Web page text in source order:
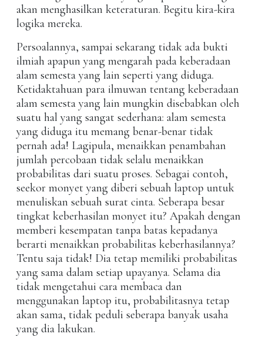
akan menghasilkan keteraturan. Begitu kira-kira
logika mereka.
Persoalannya, sampai sekarang tidak ada bukti
ilmiah apapun yang mengarah pada keberadaan
alam semesta yang lain seperti yang diduga.
Ketidaktahuan para ilmuwan tentang keberadaan
alam semesta yang lain mungkin disebabkan oleh
suatu hal yang sangat sederhana: alam semesta
yang diduga itu memang benar-benar tidak
pernah ada! Lagipula, menaikkan penambahan
jumlah percobaan tidak selalu menaikkan
probabilitas dari suatu proses. Sebagai contoh,
seekor monyet yang diberi sebuah laptop untuk
menuliskan sebuah surat cinta. Seberapa besar
tingkat keberhasilan monyet itu? Apakah dengan
memberi kesempatan tanpa batas kepadanya
berarti menaikkan probabilitas keberhasilannya?
Tentu saja tidak! Dia tetap memiliki probabilitas
yang sama dalam setiap upayanya. Selama dia
tidak mengetahui cara membaca dan
menggunakan laptop itu, probabilitasnya tetap
akan sama, tidak peduli seberapa banyak usaha
yang dia lakukan.